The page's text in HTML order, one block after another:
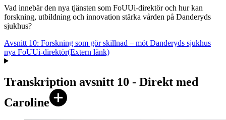
Vad innebär den nya tjänsten som FoUUi-direktör och hur kan
forskning, utbildning och innovation stärka vården på Danderyds
sjukhus?
Avsnitt 10: Forskning som gör skillnad – möt Danderyds sjukhus
nya FoUUi-direktör(Extern länk)
Transkription avsnitt 10 - Direkt med
Caroline